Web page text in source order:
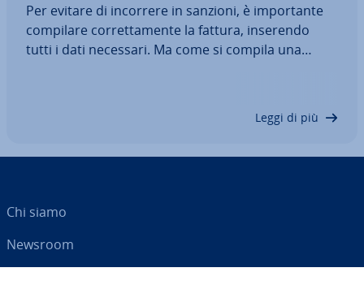
Per evitare di incorrere in sanzioni, è im­por­tan­te
compilare cor­ret­ta­men­te la fattura, inserendo
tutti i dati necessari. Ma come si compila una
Leggi di più
Chi siamo
Newsroom